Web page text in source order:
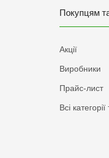
Покупцям
Акції
Виробники
Прайс-лист
Всі